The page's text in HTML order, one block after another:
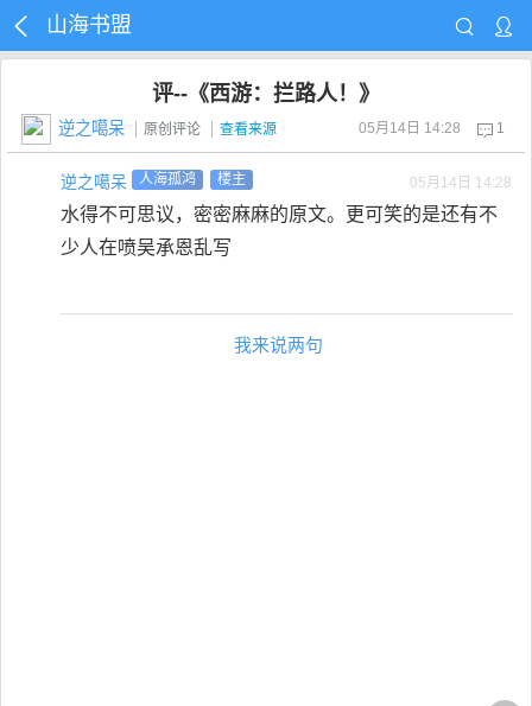
山海书盟
评--《西游：拦路人！》
逆之噶呆 原创评论 查看来源 05月14日 14:28 1
逆之噶呆 人海孤鸿 楼主 05月14日 14:28
水得不可思议，密密麻麻的原文。更可笑的是还有不
少人在喷吴承恩乱写
我来说两句